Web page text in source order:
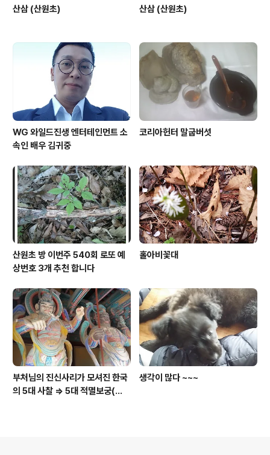
산삼 (산원초) 산삼 (산원초)
WG 와일드진생 엔터테인먼트 소
속인 배우 김귀중
코리아헌터 말굽버섯
산원초 방 이번주 540회 로또 예
상번호 3개 추천 합니다
홀아비꽃대
부처님의 진신사리가 모셔진 한국
의 5대 사찰 => 5대 적멸보궁(寂
생각이 많다 ~~~